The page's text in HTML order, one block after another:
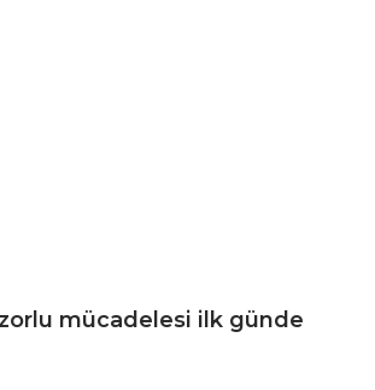
mücadelesi ilk günde